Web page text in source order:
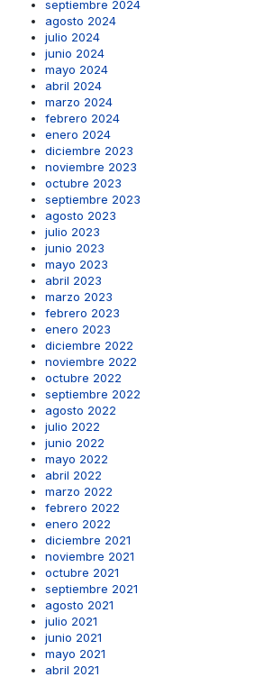
septiembre 2024
agosto 2024
julio 2024
junio 2024
mayo 2024
abril 2024
marzo 2024
febrero 2024
enero 2024
diciembre 2023
noviembre 2023
octubre 2023
septiembre 2023
agosto 2023
julio 2023
junio 2023
mayo 2023
abril 2023
marzo 2023
febrero 2023
enero 2023
diciembre 2022
noviembre 2022
octubre 2022
septiembre 2022
agosto 2022
julio 2022
junio 2022
mayo 2022
abril 2022
marzo 2022
febrero 2022
enero 2022
diciembre 2021
noviembre 2021
octubre 2021
septiembre 2021
agosto 2021
julio 2021
junio 2021
mayo 2021
abril 2021